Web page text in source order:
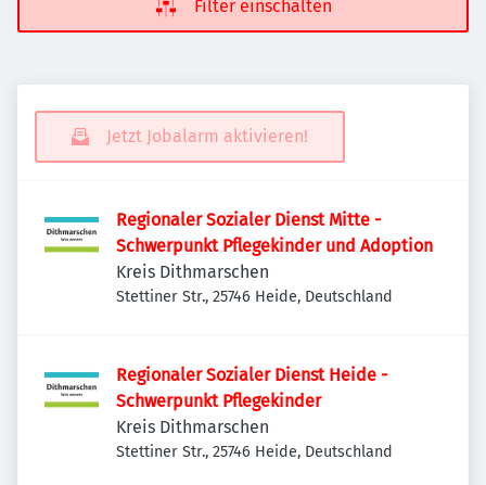
Filter einschalten
Jetzt Jobalarm aktivieren!
Regionaler Sozialer Dienst Mitte -
Schwerpunkt Pflegekinder und Adoption
Kreis Dithmarschen
Stettiner Str., 25746 Heide, Deutschland
Regionaler Sozialer Dienst Heide -
Schwerpunkt Pflegekinder
Kreis Dithmarschen
Stettiner Str., 25746 Heide, Deutschland